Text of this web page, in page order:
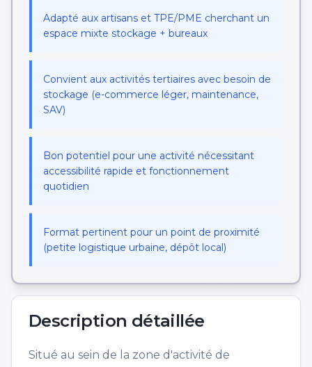
Adapté aux artisans et TPE/PME cherchant un
espace mixte stockage + bureaux
Convient aux activités tertiaires avec besoin de
stockage (e-commerce léger, maintenance,
SAV)
Bon potentiel pour une activité nécessitant
accessibilité rapide et fonctionnement
quotidien
Format pertinent pour un point de proximité
(petite logistique urbaine, dépôt local)
Description détaillée
Situé au sein de la zone d'activité de